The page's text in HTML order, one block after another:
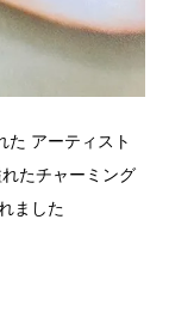
た アーティスト
たチャーミング
ました